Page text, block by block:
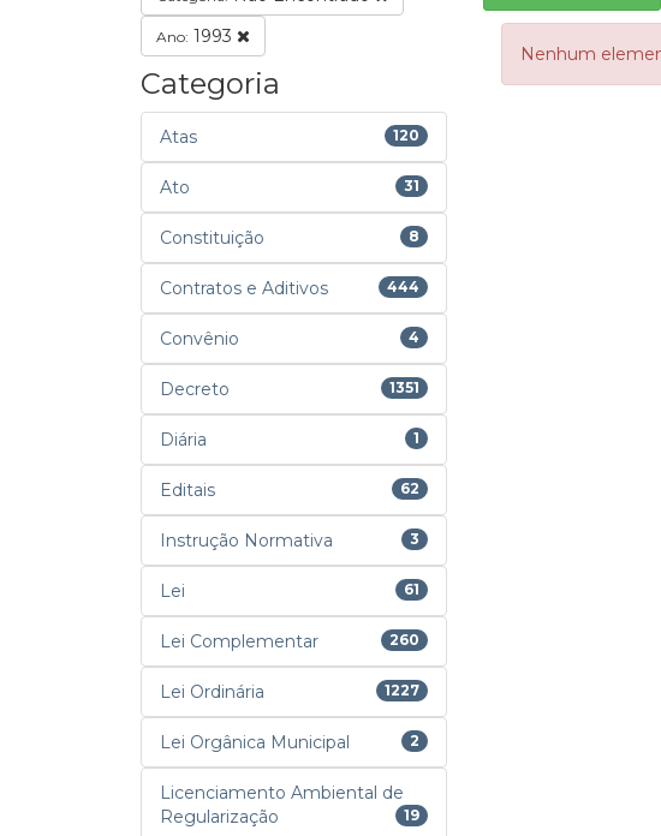
Ano: 1993
Categoria
Atas 120
Ato 31
Constituição 8
Contratos e Aditivos 444
Convênio 4
Decreto 1351
Diária 1
Editais 62
Instrução Normativa 3
Lei 61
Lei Complementar 260
Lei Ordinária 1227
Lei Orgânica Municipal 2
Licenciamento Ambiental de
Regularização
19
Nenhum